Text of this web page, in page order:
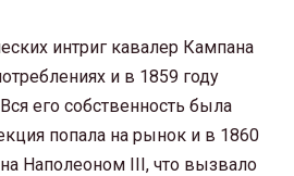
интриг кавалер Кампана
и в 1859 году
его собственность была
попала на рынок и в 1860
Наполеоном III, что вызвало